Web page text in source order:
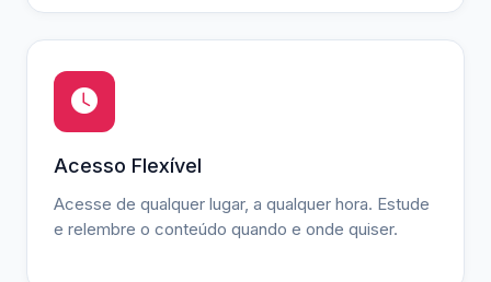
Acesso Flexível
Acesse de qualquer lugar, a qualquer hora. Estude
e relembre o conteúdo quando e onde quiser.